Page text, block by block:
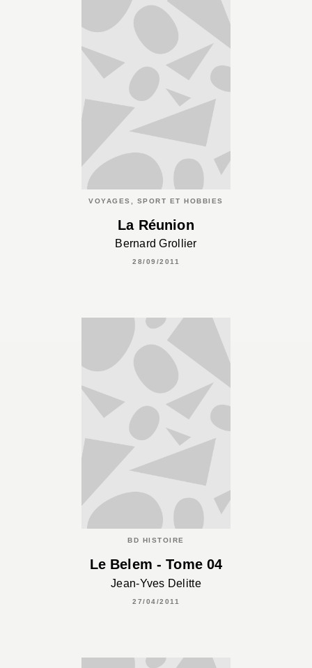
VOYAGES, SPORT ET HOBBIES
La Réunion
Bernard Grollier
28/09/2011
BD HISTOIRE
Le Belem - Tome 04
Jean-Yves Delitte
27/04/2011